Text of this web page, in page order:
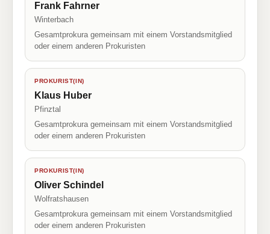
Frank Fahrner
Winterbach
Gesamtprokura gemeinsam mit einem Vorstandsmitglied
oder einem anderen Prokuristen
PROKURIST(IN)
Klaus Huber
Pfinztal
Gesamtprokura gemeinsam mit einem Vorstandsmitglied
oder einem anderen Prokuristen
PROKURIST(IN)
Oliver Schindel
Wolfratshausen
Gesamtprokura gemeinsam mit einem Vorstandsmitglied
oder einem anderen Prokuristen